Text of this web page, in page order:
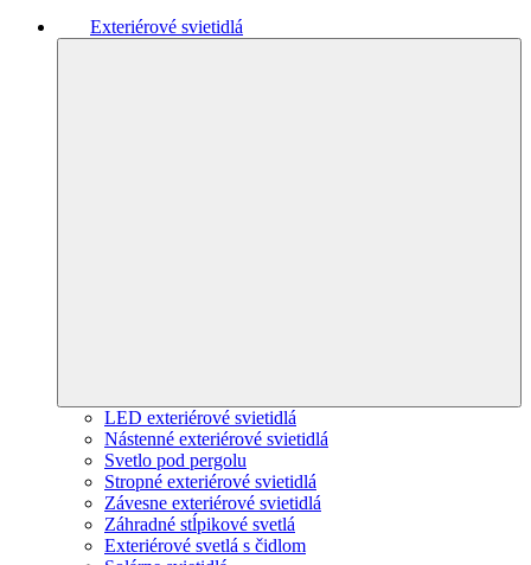
Exteriérové svietidlá
LED exteriérové svietidlá
Nástenné exteriérové svietidlá
Svetlo pod pergolu
Stropné exteriérové svietidlá
Závesne exteriérové svietidlá
Záhradné stĺpikové svetlá
Exteriérové svetlá s čidlom